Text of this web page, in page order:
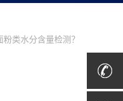
类水分含量检测？